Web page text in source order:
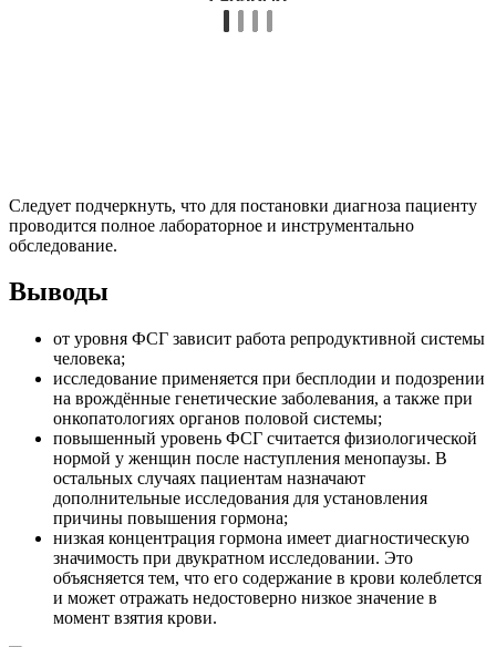
Следует подчеркнуть, что для постановки диагноза пациенту
проводится полное лабораторное и инструментально
обследование.
Выводы
от уровня ФСГ зависит работа репродуктивной системы
человека;
исследование применяется при бесплодии и подозрении
на врождённые генетические заболевания, а также при
онкопатологиях органов половой системы;
повышенный уровень ФСГ считается физиологической
нормой у женщин после наступления менопаузы. В
остальных случаях пациентам назначают
дополнительные исследования для установления
причины повышения гормона;
низкая концентрация гормона имеет диагностическую
значимость при двукратном исследовании. Это
объясняется тем, что его содержание в крови колеблется
и может отражать недостоверно низкое значение в
момент взятия крови.